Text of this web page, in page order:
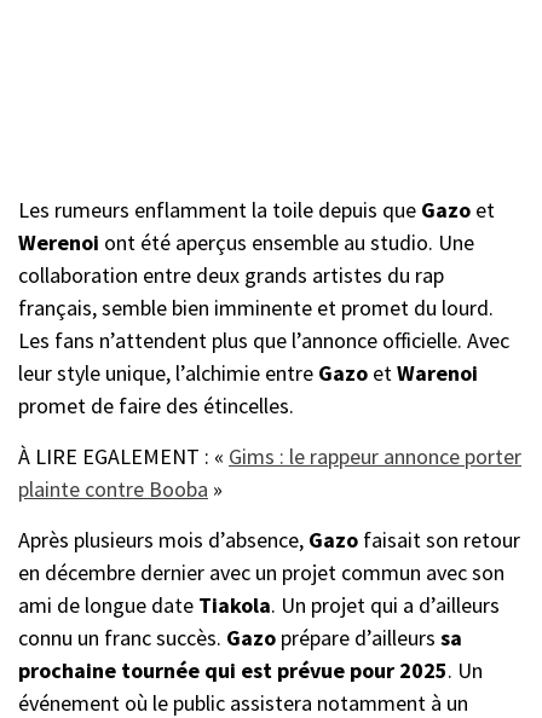
Les rumeurs enflamment la toile depuis que Gazo et
Werenoi ont été aperçus ensemble au studio. Une
collaboration entre deux grands artistes du rap
français, semble bien imminente et promet du lourd.
Les fans n’attendent plus que l’annonce officielle. Avec
leur style unique, l’alchimie entre Gazo etWarenoi
promet de faire des étincelles.
À LIRE EGALEMENT : « Gims : le rappeur annonce porter
plainte contre Booba »
Après plusieurs mois d’absence, Gazo faisait son retour
en décembre dernier avec un projet commun avec son
ami de longue date Tiakola. Un projet qui a d’ailleurs
connu un franc succès. Gazo prépare d’ailleurs sa
prochaine tournée qui est prévue pour 2025. Un
événement où le public assistera notamment à un